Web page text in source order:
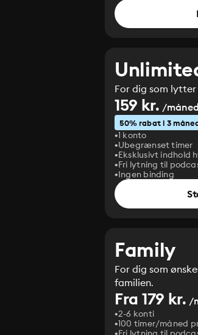
For dig som
159 kr. /måned
50% rabat i 3
1 konto
Ubegrænset timer
Eksklusivt indhold
Fri lytning til
Ingen binding
Family
For dig som
familien.
Fra 179 kr. /
2-6 konti
100 timer/måned